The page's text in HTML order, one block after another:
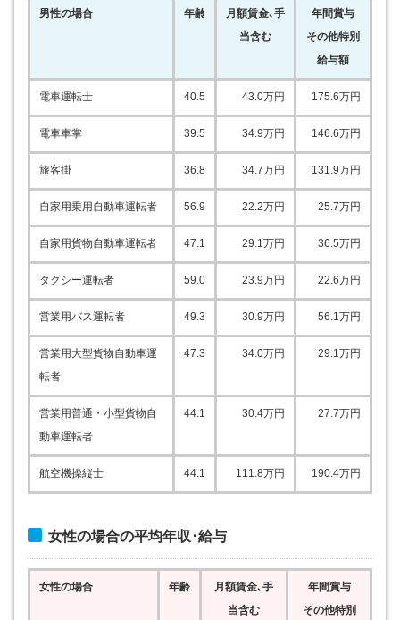
男性の場合 年齢
月額賃金､手
当含む
年間賞与
その他特別
給与額
電車運転士 40.5 43.0万円 175.6万円
電車車掌 39.5 34.9万円 146.6万円
旅客掛 36.8 34.7万円 131.9万円
自家用乗用自動車運転者 56.9 22.2万円 25.7万円
自家用貨物自動車運転者 47.1 29.1万円 36.5万円
タクシー運転者 59.0 23.9万円 22.6万円
営業用バス運転者 49.3 30.9万円 56.1万円
営業用大型貨物自動車運
転者
47.3 34.0万円 29.1万円
営業用普通・小型貨物自
動車運転者
44.1 30.4万円 27.7万円
航空機操縦士 44.1 111.8万円 190.4万円
女性の場合の平均年収･給与
女性の場合 年齢
月額賃金､手
当含む
年間賞与
その他特別